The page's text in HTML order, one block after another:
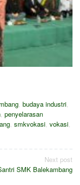
budaya industri
penyelarasan
smkvokasi vokasi
Next post
SMK Balekambang